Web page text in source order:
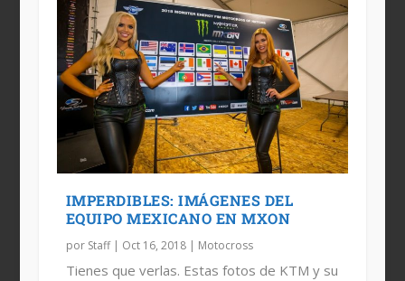
IMPERDIBLES: IMÁGENES DEL
EQUIPO MEXICANO EN MXON
por Staff| Oct 16, 2018| Motocross
Tienes que verlas. Estas fotos de KTM y su